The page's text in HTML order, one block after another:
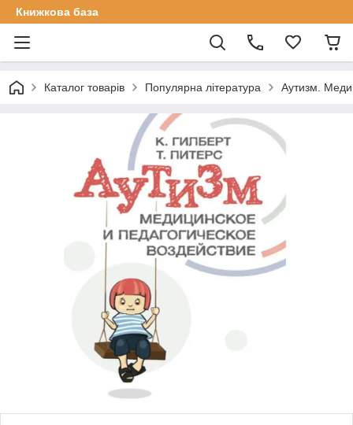
Книжкова база
Каталог товарів Популярна література Аутизм.